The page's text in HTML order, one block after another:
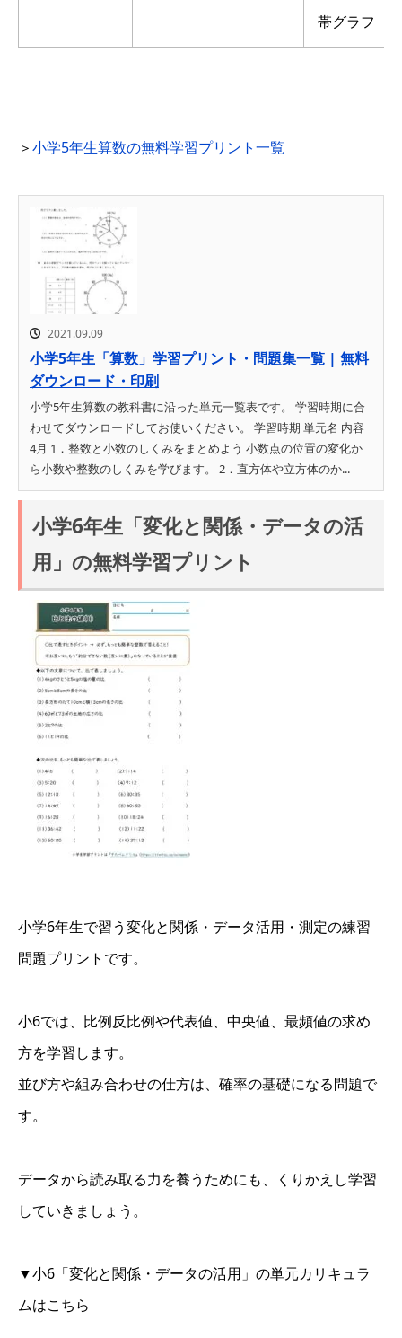
帯グラフ
＞小学5年生算数の無料学習プリント一覧
2021.09.09
小学5年生「算数」学習プリント・問題集一覧 | 無料
ダウンロード・印刷
小学5年生算数の教科書に沿った単元一覧表です。 学習時期に合
わせてダウンロードしてお使いください。 学習時期 単元名 内容
4月 1．整数と小数のしくみをまとめよう 小数点の位置の変化か
ら小数や整数のしくみを学びます。 2．直方体や立方体のか...
小学6年生「変化と関係・データの活
用」の無料学習プリント
小学6年生で習う変化と関係・データ活用・測定の練習
問題プリントです。
小6では、比例反比例や代表値、中央値、最頻値の求め
方を学習します。
並び方や組み合わせの仕方は、確率の基礎になる問題で
す。
データから読み取る力を養うためにも、くりかえし学習
していきましょう。
▼小6「変化と関係・データの活用」の単元カリキュラ
ムはこちら